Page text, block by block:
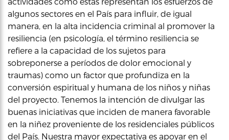
algunos sectores en el País para influir, de igual
manera, en la alta incidencia criminal al promover la
resiliencia (en psicología, el término resiliencia se
refiere a la capacidad de los sujetos para
sobreponerse a períodos de dolor emocional y
traumas) como un factor que profundiza en la
conversión espiritual y humana de los niños y niñas
del proyecto. Tenemos la intención de divulgar las
buenas iniciativas que inciden de manera favorable
en la niñez proveniente de los residenciales públicos
del País. Nuestra mayor expectativa es apoyar en el